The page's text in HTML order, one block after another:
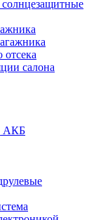
салона
АКБ